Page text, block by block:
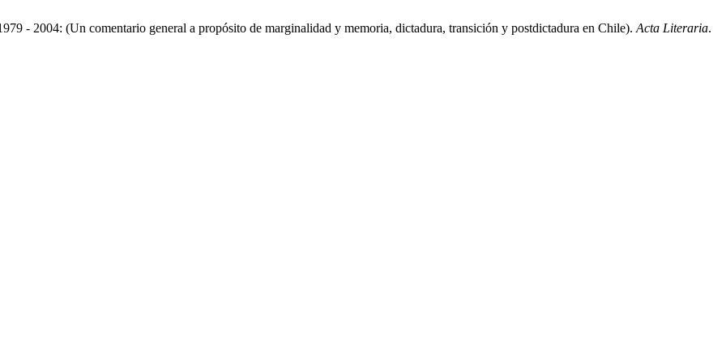
- 2004: (Un comentario general a propósito de marginalidad y memoria, dictadura, transición y postdictadura en Chile). Acta Literaria.